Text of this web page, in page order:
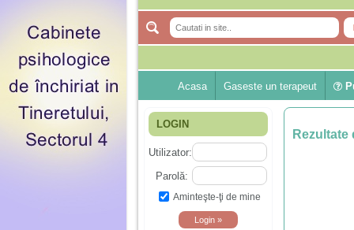
Acasa Gaseste un terapeut
LOGIN
Utilizator:
Parolă:
Aminteşte-ţi de mine
Rezultate